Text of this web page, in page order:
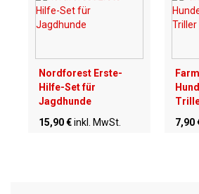
Nordforest Erste-
Hilfe-Set für
Jagdhunde
15,90 €inkl. MwSt.
7,90